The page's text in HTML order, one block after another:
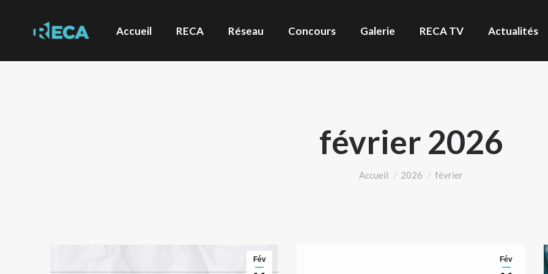
Accueil RECA Réseau Concours Galerie RECA TV Actualités
février 2026
Vous êtes ici :
Accueil 2026 février
Fév Fév